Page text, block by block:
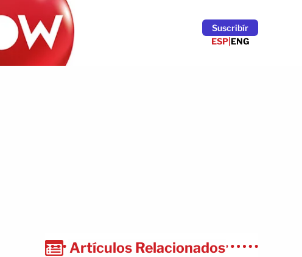
Suscribír
ESP|ENG
Artículos Relacionados